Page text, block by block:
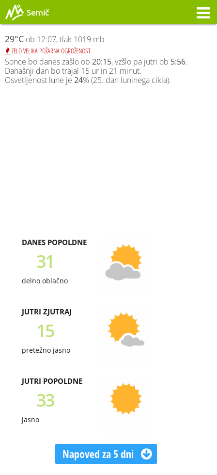
Semič
29°C ob 12:07, tlak 1019 mb
ZELO VELIKA POŽARNA OGROŽENOST
Sonce bo danes zašlo ob 20:15, vzšlo pa jutri ob 5:56.
Današnji dan bo trajal 15 ur in 21 minut.
Osvetljenost lune je 24% (25. dan luninega cikla).
DANES POPOLDNE
31
delno oblačno
JUTRI ZJUTRAJ
15
pretežno jasno
JUTRI POPOLDNE
33
jasno
Napoved za 5 dni